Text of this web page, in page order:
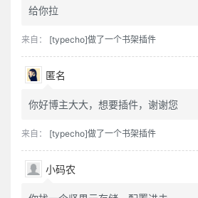
给你拉
来自： [typecho]做了一个书架插件
匿名
你好博主大大，想要插件，谢谢您
来自： [typecho]做了一个书架插件
小码农